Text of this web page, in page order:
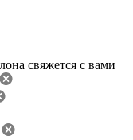
свяжется с вами